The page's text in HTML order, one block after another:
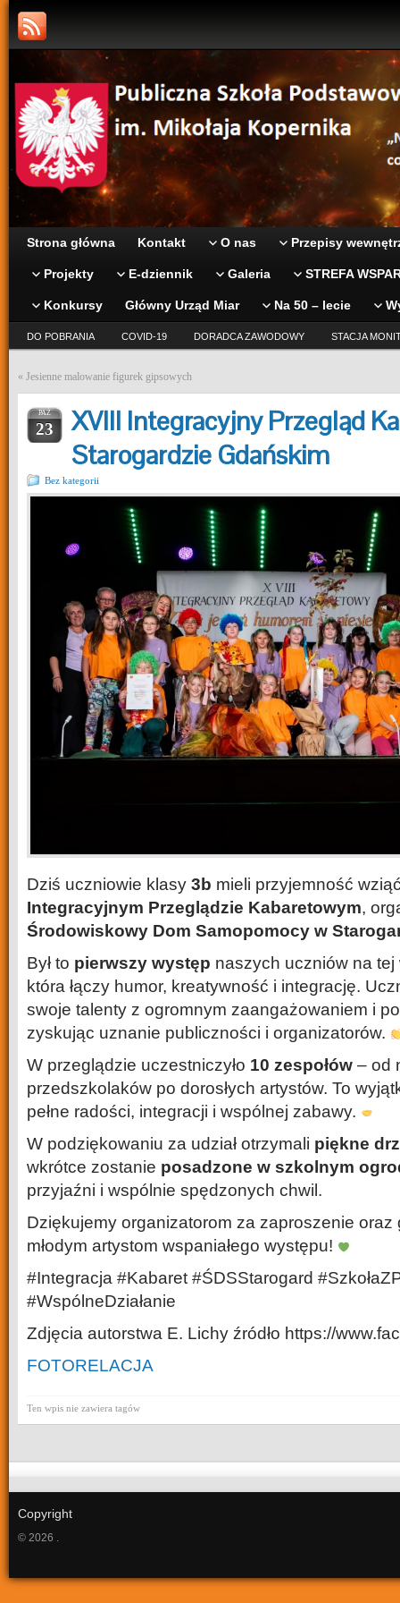
Strona główna Kontakt O nas Przepisy
Projekty E-dziennik Galeria STREFA
Konkursy Główny Urząd Miar Na 50 – lecie
DO POBRANIA COVID-19 DORADCA ZAWODOWY STACJA
« Jesienne malowanie figurek gipsowych
PAŹ
23
XVIII Integracyjny Przegląd
Starogardzie Gdańskim
Bez kategorii
Dziś uczniowie klasy 3b mieli przyjemność
Integracyjnym Przeglądzie Kabaretowym,
Środowiskowy Dom Samopomocy w
Był to pierwszy występ naszych uczniów na
która łączy humor, kreatywność i integrację.
swoje talenty z ogromnym zaangażowaniem i
zyskując uznanie publiczności i organizatorów.
W przeglądzie uczestniczyło 10 zespołów – od
przedszkolaków po dorosłych artystów. To
pełne radości, integracji i wspólnej zabawy.
W podziękowaniu za udział otrzymali piękne
wkrótce zostanie posadzone w szkolnym
przyjaźni i wspólnie spędzonych chwil.
Dziękujemy organizatorom za zaproszenie oraz
młodym artystom wspaniałego występu!
#Integracja #Kabaret #ŚDSStarogard
#WspólneDziałanie
Zdjęcia autorstwa E. Lichy źródło https://
FOTORELACJA
Ten wpis nie zawiera tagów
Copyright
© 2026 .